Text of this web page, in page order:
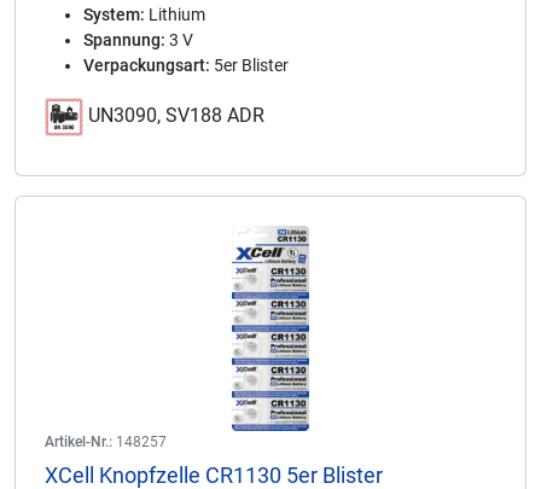
System: Lithium
Spannung: 3 V
Verpackungsart: 5er Blister
UN3090, SV188 ADR
Artikel-Nr.: 148257
XCell Knopfzelle CR1130 5er Blister